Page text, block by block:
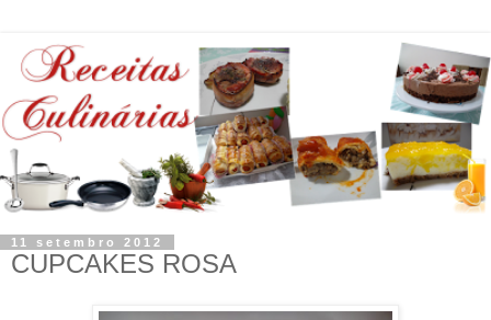
11 setembro 2012
CUPCAKES ROSA